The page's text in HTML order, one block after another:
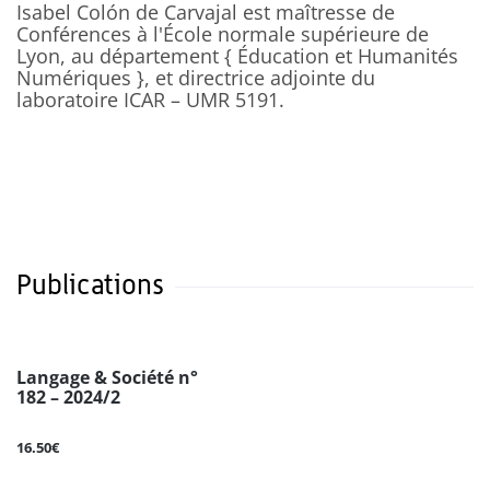
Isabel Colón de Carvajal est maîtresse de
Conférences à l'École normale supérieure de
Lyon, au département { Éducation et Humanités
Numériques }, et directrice adjointe du
laboratoire ICAR – UMR 5191.
Publications
Langage & Société n°
182 – 2024/2
16.50€